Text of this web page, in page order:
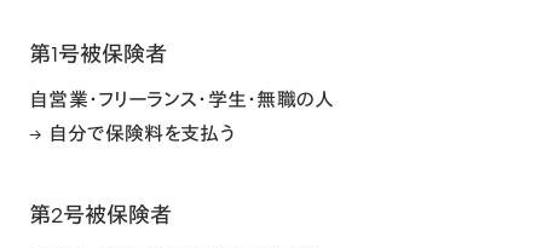
第1号被保険者
自営業・フリーランス・学生・無職の人
→ 自分で保険料を支払う
第2号被保険者